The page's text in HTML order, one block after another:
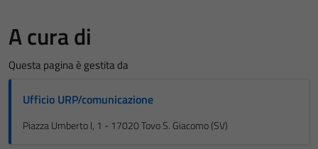
A cura di
Questa pagina è gestita da
Ufficio URP/comunicazione
Piazza Umberto I, 1 - 17020 Tovo S. Giacomo (SV)